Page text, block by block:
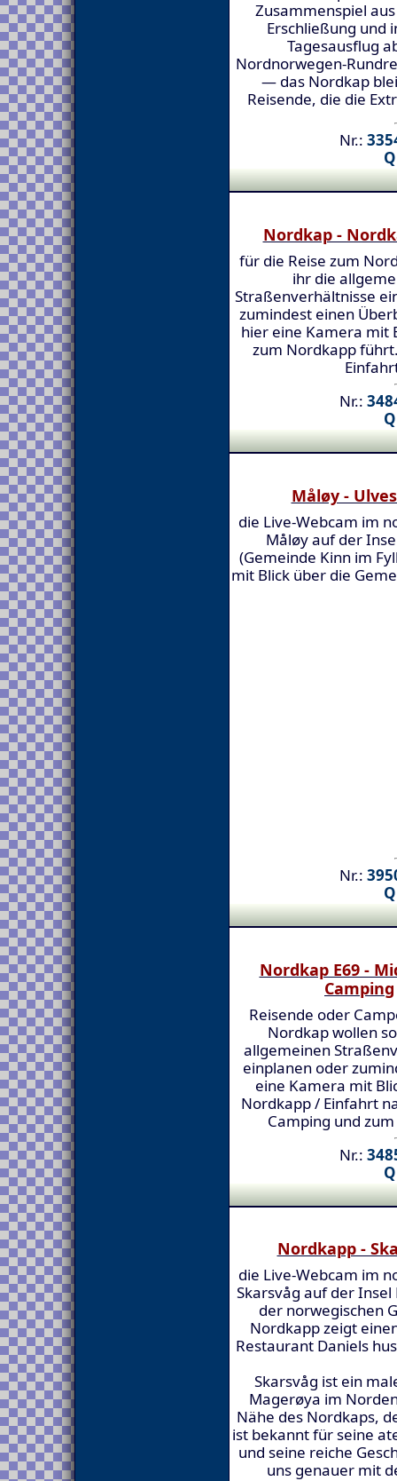
Zusammenspiel
Erschließung und
Tagesausflug
Nordnorwegen-
— das Nordkap
Reisende, die die
Nr.:
Nordkap -
für die Reise zum
ihr die
Straßenverhältnisse
zumindest einen
hier eine Kamera mit
zum Nordkapp
Nr.:
Måløy -
die Live-Webcam im
Måløy auf der
(Gemeinde Kinn im
mit Blick über die
Nr.:
Nordkap E69 -
Camping
Reisende oder
Nordkap wollen
allgemeinen
einplanen oder
eine Kamera mit
Nordkapp / Einfahrt
Camping und
Nr.:
Nordkapp -
die Live-Webcam im
Skarsvåg auf der
der norwegischen
Nordkapp zeigt
Restaurant Daniels
Skarsvåg ist ein
Magerøya im
Nähe des Nordkaps,
ist bekannt für seine
und seine reiche
uns genauer mit